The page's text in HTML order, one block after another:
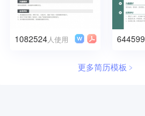
1082524人使用 644599
更多简历模板﹥